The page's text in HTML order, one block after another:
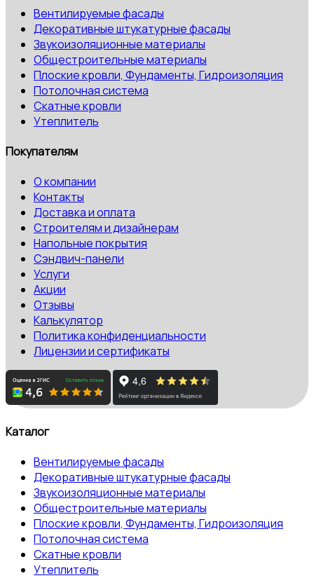
Вентилируемые фасады
Декоративные штукатурные фасады
Звукоизоляционные материалы
Общестроительные материалы
Плоские кровли, Фундаменты, Гидроизоляция
Потолочная система
Скатные кровли
Утеплитель
Покупателям
О компании
Контакты
Доставка и оплата
Строителям и дизайнерам
Напольные покрытия
Сэндвич-панели
Услуги
Акции
Отзывы
Калькулятор
Политика конфиденциальности
Лицензии и сертификаты
Каталог
Вентилируемые фасады
Декоративные штукатурные фасады
Звукоизоляционные материалы
Общестроительные материалы
Плоские кровли, Фундаменты, Гидроизоляция
Потолочная система
Скатные кровли
Утеплитель